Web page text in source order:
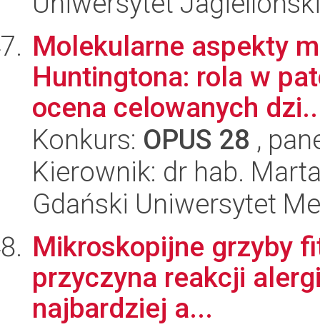
Molekularne aspekty
Huntingtona: rola w
ocena celowanych
Konkurs: OPUS 28 ,
Kierownik: dr hab.
Gdański Uniwersytet
Mikroskopijne grzyby
przyczyna reakcji
najbardziej a...